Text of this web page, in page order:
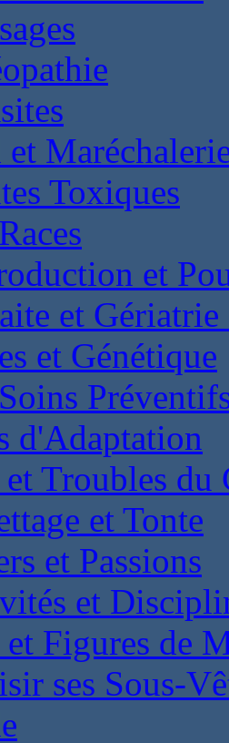
et
Toxiques
et
et
et Génétique
d'Adaptation
Troubles du
et Tonte
et Passions
et
Figures de
ses Sous-